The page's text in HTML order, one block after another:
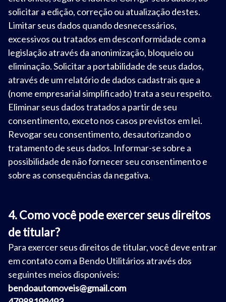
solicitar a edição, correção ou atualização destes.
Limitar seus dados quando desnecessários,
excessivos ou tratados em desconformidade com a
legislação através da anonimização, bloqueio ou
eliminação. Solicitar a portabilidade de seus dados,
através de um relatório de dados cadastrais que a
(nome empresarial simplificado) trata a seu respeito.
Eliminar seus dados tratados a partir de seu
consentimento, exceto nos casos previstos em lei.
Revogar seu consentimento, desautorizando o
tratamento de seus dados. Informar-se sobre a
possibilidade de não fornecer seu consentimento e
sobre as consequências da negativa.
4. Como você pode exercer seus direitos
de titular?
Para exercer seus direitos de titular, você deve entrar
em contato com a Bendo Utilitários através dos
seguintes meios disponíveis:
bendoautomoveis@gmail.com